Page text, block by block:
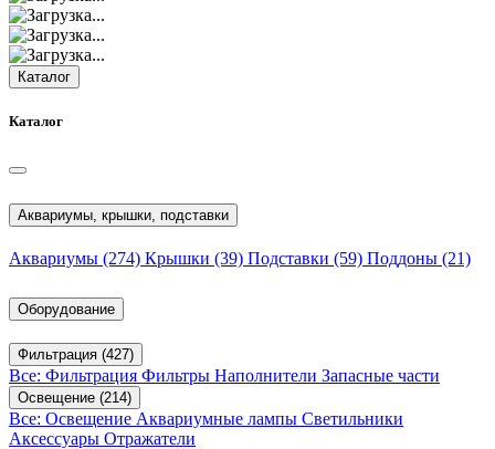
Каталог
Каталог
Аквариумы, крышки, подставки
Аквариумы (274) Крышки (39) Подставки (59) Поддоны (21)
Оборудование
Фильтрация (427)
Все: Фильтрация Фильтры Наполнители Запасные части
Освещение (214)
Все: Освещение Аквариумные лампы Светильники
Аксессуары Отражатели